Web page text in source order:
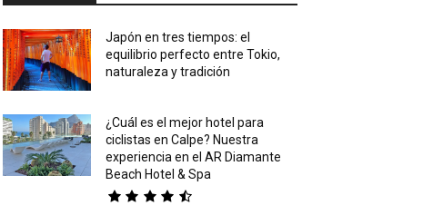
Japón en tres tiempos: el
equilibrio perfecto entre Tokio,
naturaleza y tradición
¿Cuál es el mejor hotel para
ciclistas en Calpe? Nuestra
experiencia en el AR Diamante
Beach Hotel & Spa